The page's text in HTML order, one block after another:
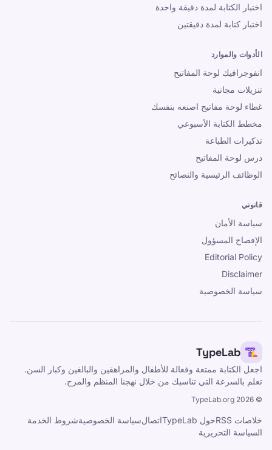
اختبار الكتابة لمدة دقيقة واحدة
اختبار كتابة لمدة دقيقتين
الأدوات والموارد
انفوجرافيك لوحة المفاتيح
تنزيلات مجانية
غطاء لوحة مفاتيح اصنعه بنفسك
مخطط الكتابة الأسبوعي
تذكيرات الطباعة
درس لوحة المفاتيح
الوظائف الرئيسية والنصائح
قانوني
سياسة الأمان
الإفصاح المسؤول
Editorial Policy
Disclaimer
سياسة الخصوصية
TypeLab
اجعل الكتابة ممتعة وفعالة للأطفال والمراهقين والبالغين وكبار السن.
تعلم بالسرعة التي تناسبك من خلال نهجنا المنظم والمرح.
©
2026
خلاصات RSS حول TypeLab اتصالسياسة الخصوصيةشروط الخدمة
السياسة التحريرية